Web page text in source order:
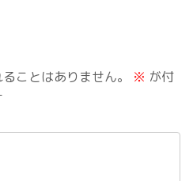
ことはありません。 ※ が付